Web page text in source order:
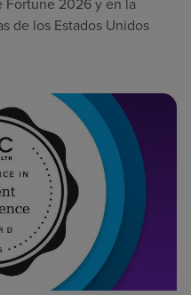
Fortune 2026 y en la
de los Estados Unidos